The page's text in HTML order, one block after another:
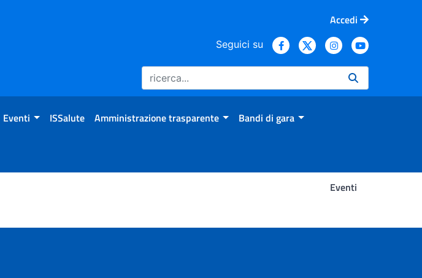
Accedi
Seguici su
Eventi ISSalute Amministrazione trasparente Bandi di gara
Eventi